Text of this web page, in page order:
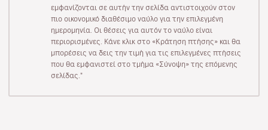
εμφανίζονται σε αυτήν την σελίδα αντιστοιχούν στον
πιο οικονομικό διαθέσιμο ναύλο για την επιλεγμένη
ημερομηνία. Οι θέσεις για αυτόν το ναύλο είναι
περιορισμένες. Κάνε κλικ στο «Κράτηση πτήσης» και θα
μπορέσεις να δεις την τιμή για τις επιλεγμένες πτήσεις
που θα εμφανιστεί στο τμήμα «Σύνοψη» της επόμενης
σελίδας."